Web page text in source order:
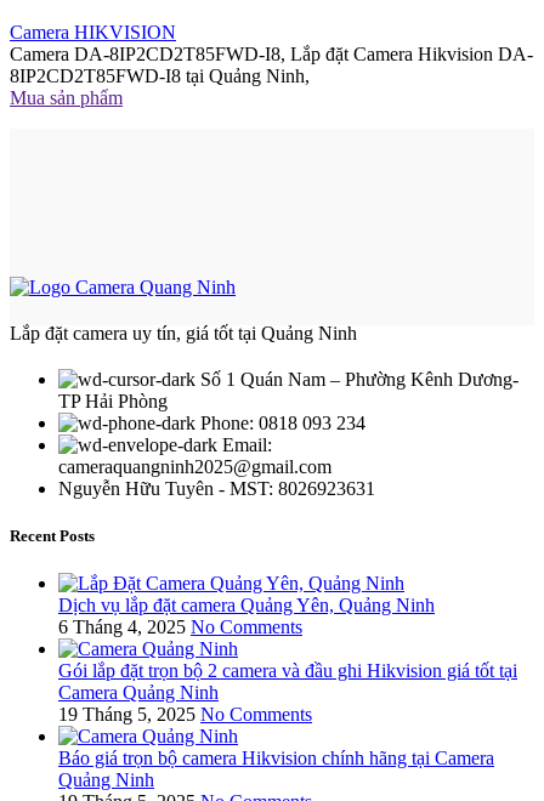
Camera HIKVISION
Camera DA-8IP2CD2T85FWD-I8, Lắp đặt Camera Hikvision DA-
8IP2CD2T85FWD-I8 tại Quảng Ninh,
Mua sản phẩm
Lắp đặt camera uy tín, giá tốt tại Quảng Ninh
Số 1 Quán Nam – Phường Kênh Dương-
TP Hải Phòng
Phone: 0818 093 234
Email:
cameraquangninh2025@gmail.com
Nguyễn Hữu Tuyên - MST: 8026923631
Recent Posts
Dịch vụ lắp đặt camera Quảng Yên, Quảng Ninh
6 Tháng 4, 2025 No Comments
Gói lắp đặt trọn bộ 2 camera và đầu ghi Hikvision giá tốt tại
Camera Quảng Ninh
19 Tháng 5, 2025 No Comments
Báo giá trọn bộ camera Hikvision chính hãng tại Camera
Quảng Ninh